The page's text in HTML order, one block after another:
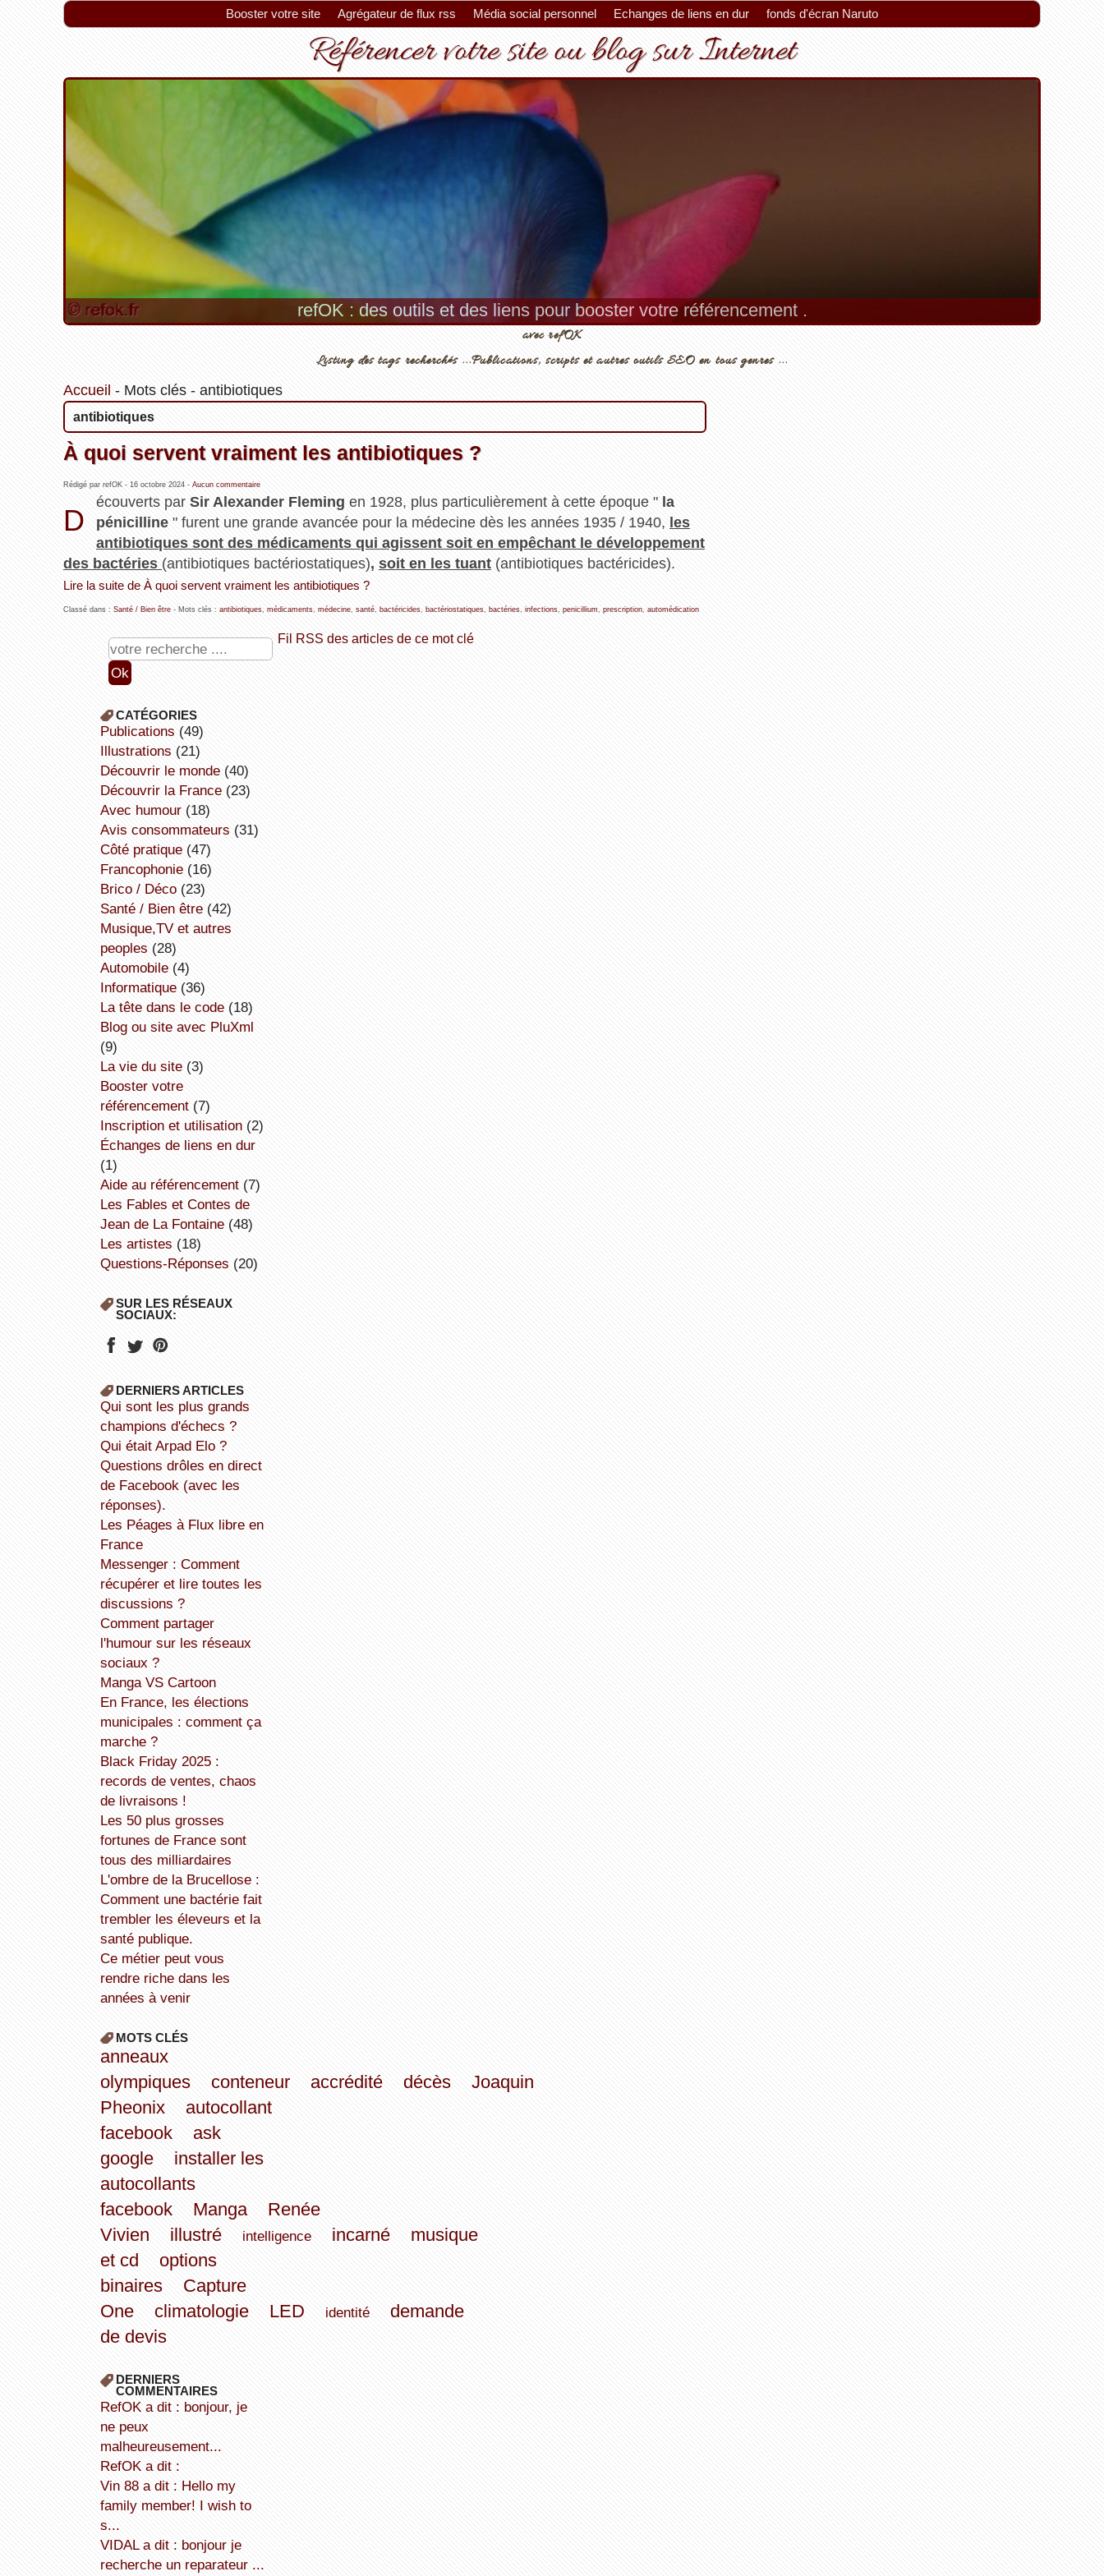
Booster votre site Agrégateur de flux rss Média social personnel Echanges de liens en dur fonds d'écran Naruto
Référencer votre site ou blog sur Internet
refOK : des outils et des liens pour booster votre référencement .
avec refOK
Listing des tags recherchés ...Publications, scripts et autres outils SEO en tous genres ...
Accueil - Mots clés- antibiotiques
antibiotiques
À quoi servent vraiment les antibiotiques ?
Rédigé par refOK - 16 octobre 2024- Aucun commentaire
D
écouverts par Sir Alexander Fleming en 1928, plus particulièrement à cette époque " la
pénicilline " furent une grande avancée pour la médecine dès les années 1935 / 1940, les
antibiotiques sont des médicaments qui agissent soit en empêchant le développement
des bactéries (antibiotiques bactériostatiques), soit en les tuant(antibiotiques bactéricides).
Lire la suite de À quoi servent vraiment les antibiotiques ?
Classé dans : Santé / Bien être- Mots clés : antibiotiques, médicaments, médecine, santé, bactéricides, bactériostatiques, bactéries, infections, penicillium, prescription, automédication
Fil RSS des articles de ce mot clé
CATÉGORIES
publications (49)
illustrations (21)
découvrir le monde(40)
découvrir la France(23)
avec humour(18)
avis consommateurs (31)
côté pratique(47)
Francophonie(16)
Brico / Déco(23)
Santé / Bien être(42)
Musique,TV et autres
peoples (28)
Automobile(4)
informatique(36)
la tête dans le code(18)
Blog ou site avec PluXml
(9)
la vie du site(3)
booster votre
référencement(7)
inscription et utilisation(2)
échanges de liens en dur
(1)
aide au référencement(7)
Les Fables et Contes de
Jean de La Fontaine(48)
Les artistes (18)
Questions-Réponses (20)
SUR LES RÉSEAUX
SOCIAUX:
DERNIERS ARTICLES
Qui sont les plus grands
champions d'échecs ?
Qui était Arpad Elo ?
Questions drôles en direct
de Facebook (avec les
réponses).
Les Péages à Flux libre en
France
Messenger : Comment
récupérer et lire toutes les
discussions ?
Comment partager
l'humour sur les réseaux
sociaux ?
Manga VS Cartoon
En France, les élections
municipales : comment ça
marche ?
Black Friday 2025 :
records de ventes, chaos
de livraisons !
Les 50 plus grosses
fortunes de France sont
tous des milliardaires
L'ombre de la Brucellose :
Comment une bactérie fait
trembler les éleveurs et la
santé publique.
Ce métier peut vous
rendre riche dans les
années à venir
MOTS CLÉS
anneaux
olympiques
conteneur accrédité décès
Joaquin
Pheonix
autocollant
facebook
ask
google
installer les
autocollants
facebook
Manga
Renée
Vivien
illustré intelligence incarné
musique
et cd
options
binaires
Capture
One
climatologie LED identité
demande
de devis
DERNIERS
COMMENTAIRES
refOK a dit : bonjour, je
ne peux
malheureusement...
refOK a dit :
Vin 88 a dit : Hello my
family member! I wish to
s...
VIDAL a dit : bonjour je
recherche un reparateur ...